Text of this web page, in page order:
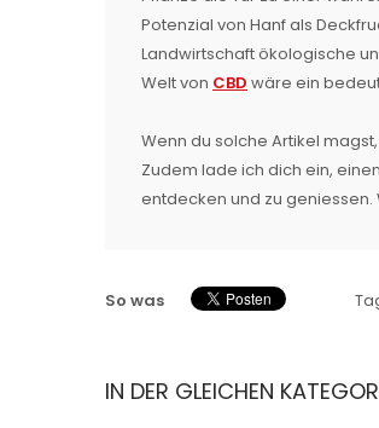
Potenzial von Hanf als
Landwirtschaft ökologische
Welt von CBD wäre ein
Wenn du solche Artikel
Zudem lade ich dich ein,
entdecken und zu
So was
IN DER GLEICHEN